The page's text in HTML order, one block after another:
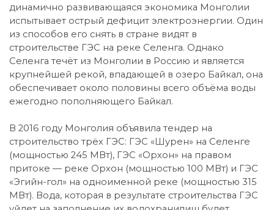
динамично развивающаяся экономика Монголии
испытывает острый дефицит электроэнергии. Один
из способов его снять в стране видят в
строительстве ГЭС на реке Селенга. Однако
Селенга течёт из Монголии в Россию и является
крупнейшей рекой, впадающей в озеро Байкал, она
обеспечивает около половины всего объёма воды
ежегодно пополняющего Байкал.
В 2016 году Монголия объявила тендер на
строительство трёх ГЭС: ГЭС «Шурен» на Селенге
(мощностью 245 МВт), ГЭС «Орхон» на правом
притоке — реке Орхон (мощностью 100 МВт) и ГЭС
«Эгийн-гол» на одноименной реке (мощностью 315
МВт). Вода, которая в результате строительства ГЭС